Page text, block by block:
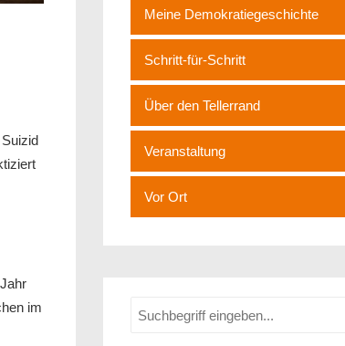
im
Meine Demokratiegeschichte
Schritt-für-Schritt
Über den Tellerrand
Veranstaltung
Vor Ort